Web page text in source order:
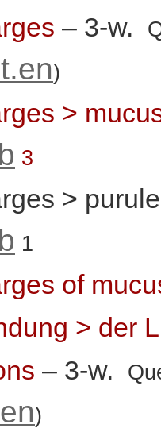
– 3-w.
)
>
3
>
1
of
> der
– 3-w.
)